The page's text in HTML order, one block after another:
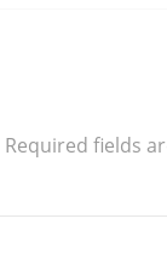
Required fields